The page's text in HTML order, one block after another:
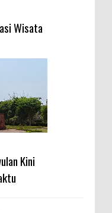
Wisata
Kini